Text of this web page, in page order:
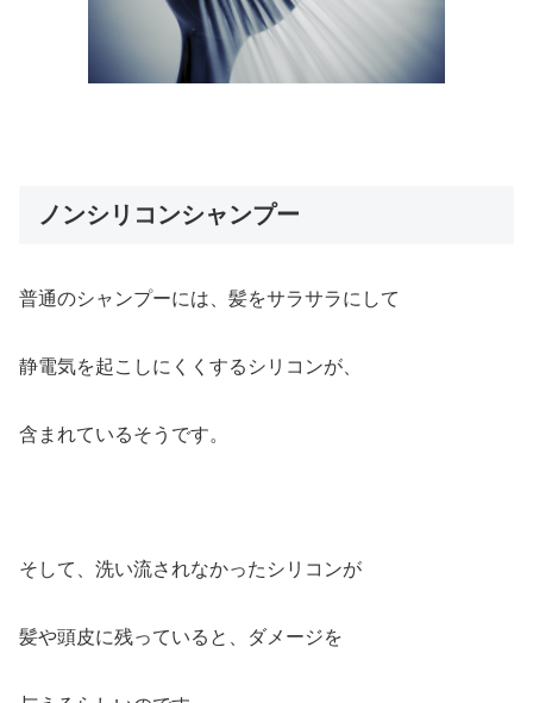
ノンシリコンシャンプー
普通のシャンプーには、髪をサラサラにして
静電気を起こしにくくするシリコンが、
含まれているそうです。
そして、洗い流されなかったシリコンが
髪や頭皮に残っていると、ダメージを